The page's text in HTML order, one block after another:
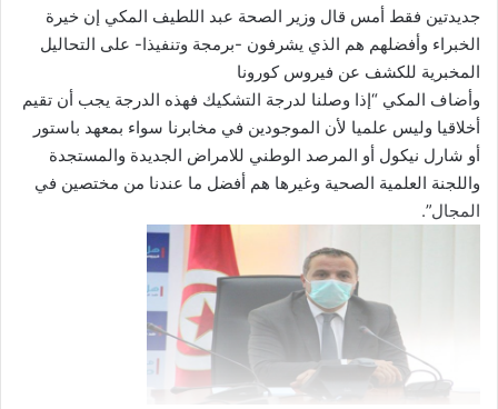
جديدتين فقط أمس قال وزير الصحة عبد اللطيف المكي إن خيرة
الخبراء وأفضلهم هم الذي يشرفون -برمجة وتنفيذا- على التحاليل
المخبرية للكشف عن فيروس كورونا
وأضاف المكي “إذا وصلنا لدرجة التشكيك فهذه الدرجة يجب أن تقيم
أخلاقيا وليس علميا لأن الموجودين في مخابرنا سواء بمعهد باستور
أو شارل نيكول أو المرصد الوطني للامراض الجديدة والمستجدة
واللجنة العلمية الصحية وغيرها هم أفضل ما عندنا من مختصين في
المجال”.